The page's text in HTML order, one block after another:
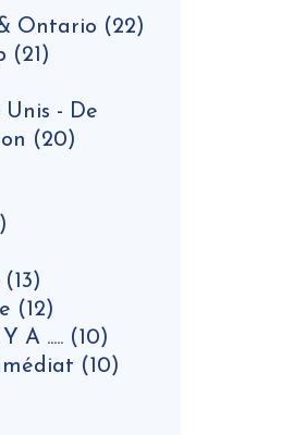
Ontario (22)
(21)
- De
(20)
(13)
(12)
A ..... (10)
(10)